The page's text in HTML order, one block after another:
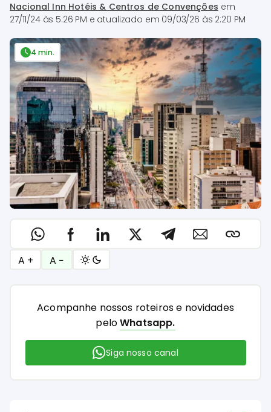
Nacional Inn Hotéis & Centros de Convenções em
27/11/24 às 5:26 PM e atualizado em 09/03/26 às 2:20 PM
4 min.
A + A −
Acompanhe nossos roteiros e novidades
peloWhatsapp.
Siga nosso canal